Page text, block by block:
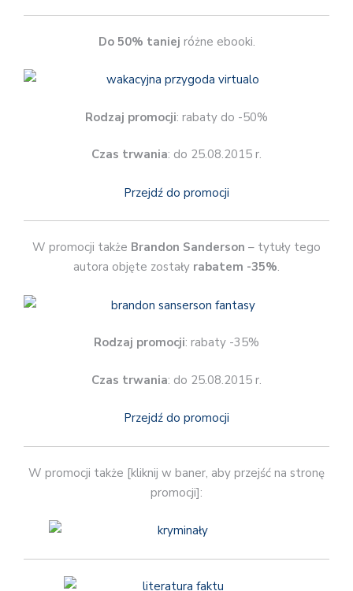
Do 50% taniej różne ebooki.
Rodzaj promocji: rabaty do -50%
Czas trwania: do 25.08.2015 r.
Przejdź do promocji
W promocji także Brandon Sanderson – tytuły tego
autora objęte zostały rabatem -35%.
Rodzaj promocji: rabaty -35%
Czas trwania: do 25.08.2015 r.
Przejdź do promocji
W promocji także [kliknij w baner, aby przejść na stronę
promocji]: